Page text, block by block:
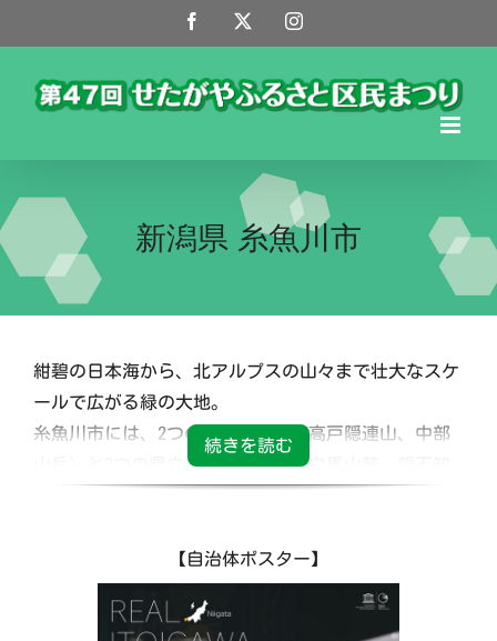
to
content
Facebook Instagram
新潟県 糸魚川市
紺碧の日本海から、北アルプスの山々まで壮大なスケ
ールで広がる緑の大地。
糸魚川市には、2つの国立公園（妙高戸隠連山、中部
山岳）と3つの県立公園（久比岐、白馬山麓、親不知
清浄な水と空気、湧き出でる温泉、新鮮な魚介類…自
然の営みがもたらす恵みは、私たちの暮らしをやさし
く包み、うるおいを与えてくれます。
【自治体ポスター】